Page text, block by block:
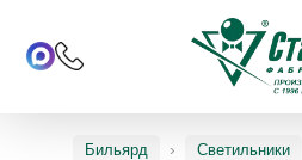
Бильярд Светильники